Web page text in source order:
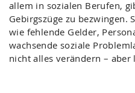
allem in sozialen Berufen,
Gebirgszüge zu bezwingen.
wie fehlende Gelder,
wachsende soziale
nicht alles verändern –